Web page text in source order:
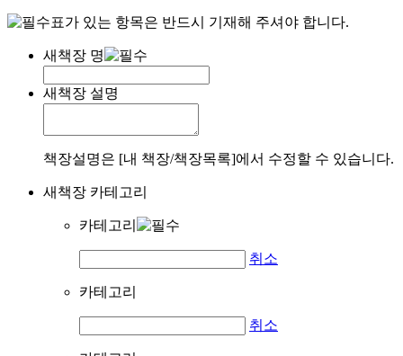
표가 있는 항목은 반드시 기재해 주셔야 합니다.
새책장 명
새책장 설명
책장설명은 [내 책장/책장목록]에서 수정할 수 있습니다.
새책장 카테고리
카테고리
취소
카테고리
취소